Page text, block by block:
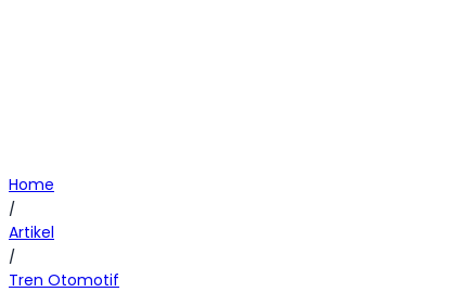
Home
/
Artikel
/
Tren Otomotif